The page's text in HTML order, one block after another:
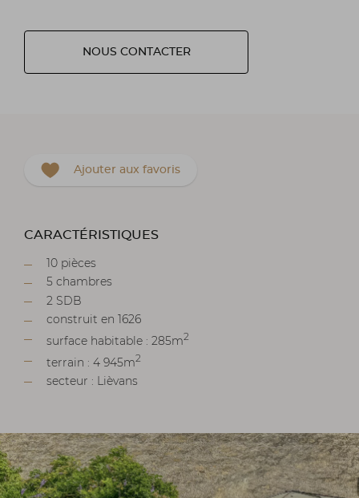
NOUS CONTACTER
Ajouter aux favoris
CARACTÉRISTIQUES
10 pièces
5 chambres
2 SDB
construit en 1626
surface habitable : 285m2
terrain : 4 945m2
secteur : Lièvans